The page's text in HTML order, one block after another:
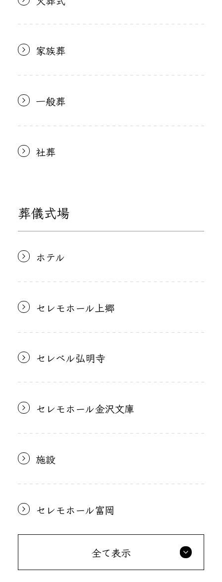
家族葬
一般葬
社葬
葬儀式場
ホテル
セレモホール上郷
セレベル弘明寺
セレモホール金沢文庫
施設
セレモホール富岡
全て表示